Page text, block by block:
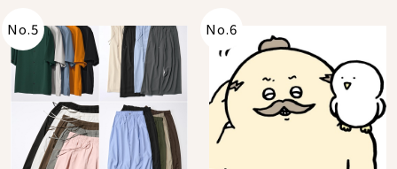
No.5 No.6